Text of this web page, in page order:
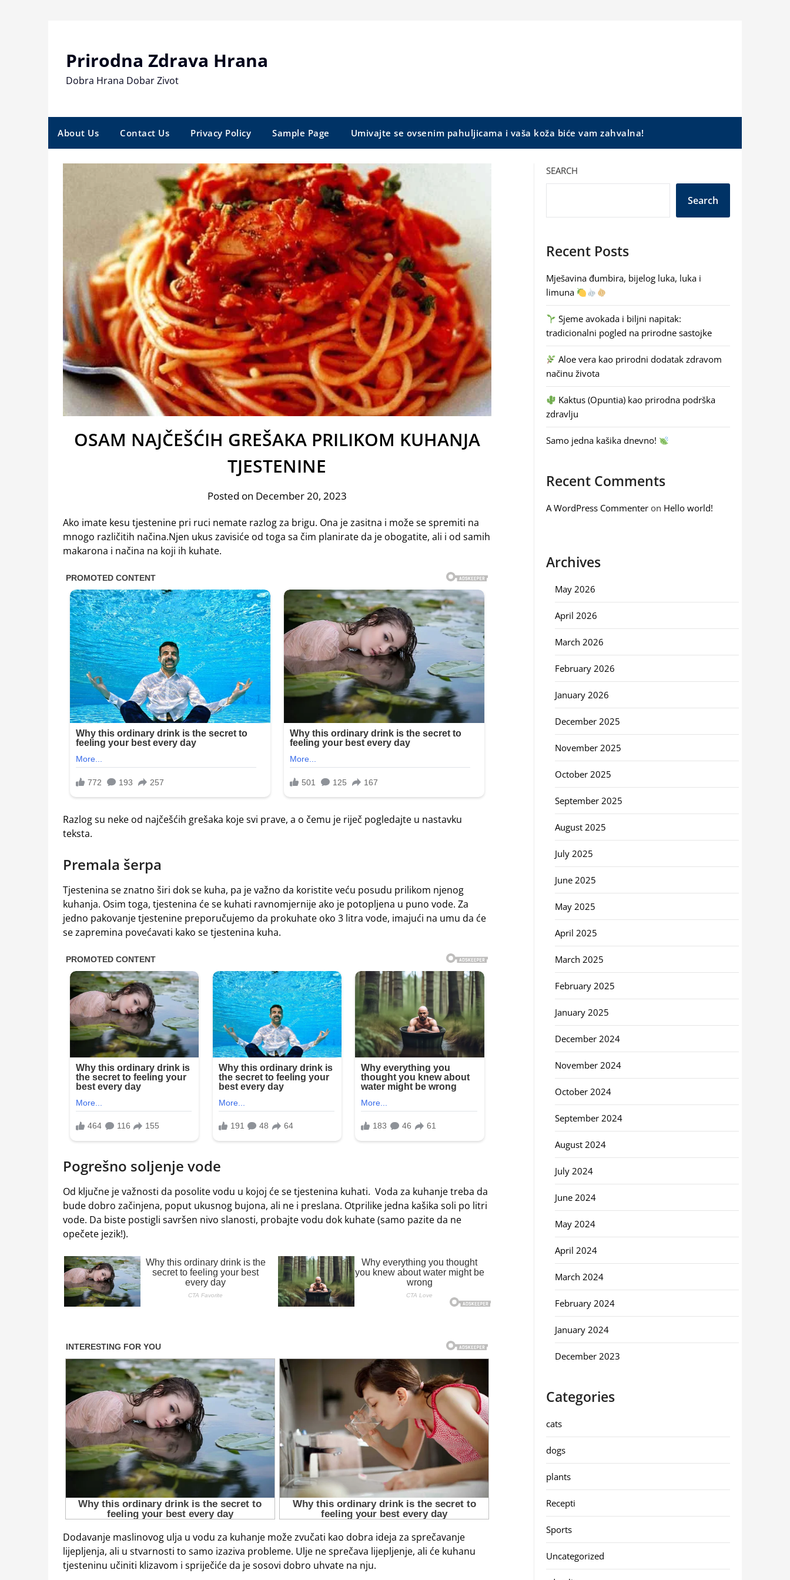
Prirodna Zdrava Hrana
Dobra Hrana Dobar Zivot
About Us Contact Us Privacy Policy Sample Page Umivajte se ovsenim pahuljicama i vaša koža biće vam zahvalna!
OSAM NAJČEŠĆIH GREŠAKA PRILIKOM KUHANJA
TJESTENINE
Posted on December 20, 2023
Ako imate kesu tjestenine pri ruci nemate razlog za brigu. Ona je zasitna i može se spremiti na
mnogo različitih načina.Njen ukus zavisiće od toga sa čim planirate da je obogatite, ali i od samih
makarona i načina na koji ih kuhate.
Razlog su neke od najčešćih grešaka koje svi prave, a o čemu je riječ pogledajte u nastavku
teksta.
Premala šerpa
Tjestenina se znatno širi dok se kuha, pa je važno da koristite veću posudu prilikom njenog
kuhanja. Osim toga, tjestenina će se kuhati ravnomjernije ako je potopljena u puno vode. Za
jedno pakovanje tjestenine preporučujemo da prokuhate oko 3 litra vode, imajući na umu da će
se zapremina povećavati kako se tjestenina kuha.
Pogrešno soljenje vode
Od ključne je važnosti da posolite vodu u kojoj će se tjestenina kuhati. Voda za kuhanje treba da
bude dobro začinjena, poput ukusnog bujona, ali ne i preslana. Otprilike jedna kašika soli po litri
vode. Da biste postigli savršen nivo slanosti, probajte vodu dok kuhate (samo pazite da ne
opečete jezik!).
Dodavanje maslinovog ulja u vodu za kuhanje može zvučati kao dobra ideja za sprečavanje
lijepljenja, ali u stvarnosti to samo izaziva probleme. Ulje ne sprečava lijepljenje, ali će kuhanu
tjesteninu učiniti klizavom i spriječiće da je sosovi dobro uhvate na nju.
SEARCH
Search
Recent Posts
Mješavina đumbira, bijelog luka, luka i
limuna
Sjeme avokada i biljni napitak:
tradicionalni pogled na prirodne sastojke
Aloe vera kao prirodni dodatak zdravom
načinu života
Kaktus (Opuntia) kao prirodna podrška
zdravlju
Samo jedna kašika dnevno!
Recent Comments
A WordPress Commenteron Hello world!
Archives
May 2026
April 2026
March 2026
February 2026
January 2026
December 2025
November 2025
October 2025
September 2025
August 2025
July 2025
June 2025
May 2025
April 2025
March 2025
February 2025
January 2025
December 2024
November 2024
October 2024
September 2024
August 2024
July 2024
June 2024
May 2024
April 2024
March 2024
February 2024
January 2024
December 2023
Categories
cats
dogs
plants
Recepti
Sports
Uncategorized